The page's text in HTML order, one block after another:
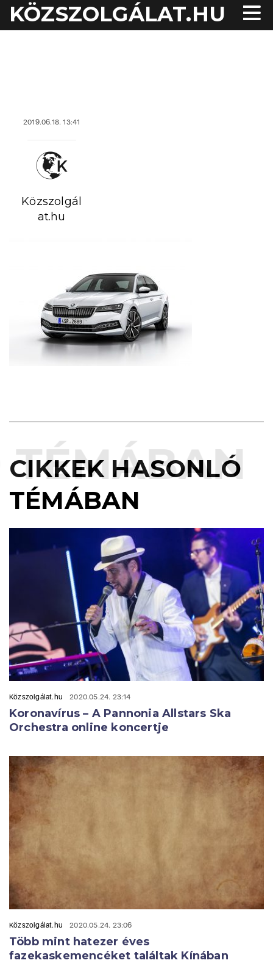
KÖZSZOLGÁLAT.HU
2019.06.18. 13:41
Közszolgál
at.hu
CIKKEK HASONLÓ
TÉMÁBAN
Közszolgálat.hu 2020.05.24. 23:14
Koronavírus – A Pannonia Allstars Ska
Orchestra online koncertje
Közszolgálat.hu 2020.05.24. 23:06
Több mint hatezer éves
fazekaskemencéket találtak Kínában